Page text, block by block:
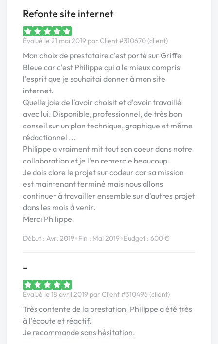
Refonte site internet
Évalué le 21 mai 2019 par Client #310670 (client)
Mon choix de prestataire c'est porté sur Griffe
Bleue car c'est Philippe qui a le mieux compris
l'esprit que je souhaitai donner à mon site
internet.
Quelle joie de l'avoir choisit et d'avoir travaillé
avec lui. Disponible, professionnel, de très bon
conseil sur un plan technique, graphique et même
rédactionnel ...
Philippe a vraiment mit tout son coeur dans notre
collaboration et je l'en remercie beaucoup.
Je dois clore le projet sur codeur car sa mission
est maintenant terminé mais nous allons
continuer à travailler ensemble sur d'autres projet
dans les mois à venir.
Merci Philippe.
Début : Avr. 2019•Fin : Mai 2019•Budget : 600 €
-
Évalué le 18 avril 2019 par Client #310496 (client)
Très contente de la prestation. Philippe a été très
à l'écoute et réactif.
Je recommande sans hésitation.